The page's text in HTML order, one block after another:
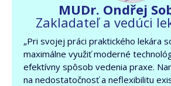
MUDr. Ondřej
Zakladateľ a vedúci
„Pri svojej práci praktického lekára
maximálne využiť moderné
efektívny spôsob vedenia praxe.
na nedostatočnosť a neflexibilitu